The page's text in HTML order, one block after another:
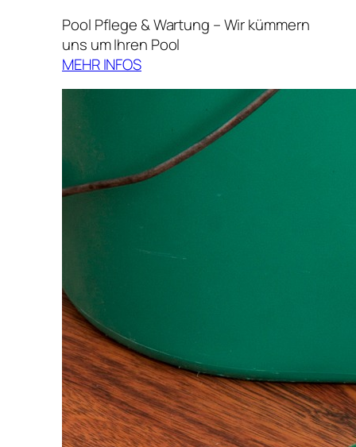
Pool Pflege & Wartung – Wir kümmern
uns um Ihren Pool
MEHR INFOS